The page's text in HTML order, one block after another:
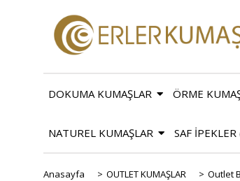
DOKUMA KUMAŞLAR ÖRME
NATUREL KUMAŞLAR SAF
Anasayfa > OUTLET KUMAŞLAR > Outlet